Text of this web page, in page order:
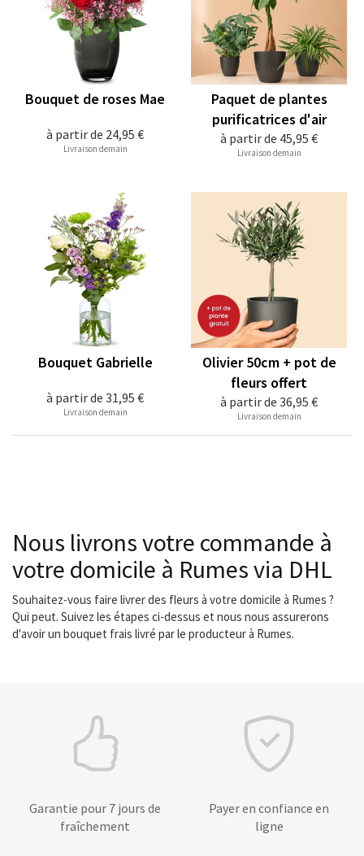
à partir de 24,95 €
Bouquet de roses Mae
Livraison demain
à partir de 45,95 €
Paquet de plantes
purificatrices d'air
Livraison demain
à partir de 31,95 €
Bouquet Gabrielle
Livraison demain
à partir de 36,95 €
Olivier 50cm + pot de
fleurs offert
Livraison demain
Nous livrons votre commande à
votre domicile à Rumes via DHL
Souhaitez-vous faire livrer des fleurs à votre domicile à Rumes ?
Qui peut. Suivez les étapes ci-dessus et nous nous assurerons
d'avoir un bouquet frais livré par le producteur à Rumes.
Garantie pour 7 jours de
fraîchement
Payer en confiance en
ligne